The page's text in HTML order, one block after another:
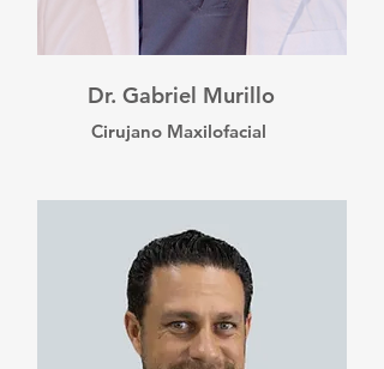
Dr. Gabriel Murillo
Cirujano Maxilofacial